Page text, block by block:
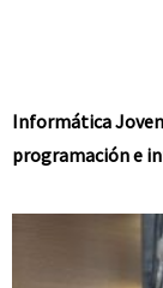
Informática
programación e